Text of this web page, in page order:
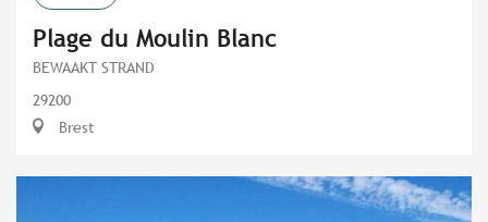
Plage du Moulin Blanc
BEWAAKT STRAND
29200
Brest